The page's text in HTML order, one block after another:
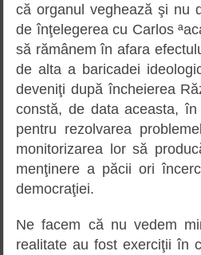
că organul veghează şi nu
de înţelegerea cu Carlos
să rămânem în afara
de alta a baricadei
deveniţi după încheierea
constă, de data aceasta,
pentru rezolvarea
monitorizarea lor să
menţinere a păcii ori
democraţiei.
Ne facem că nu vedem
realitate au fost exerciţii în